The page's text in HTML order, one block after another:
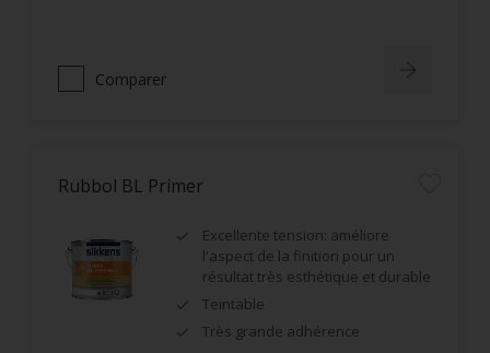
Comparer
Rubbol BL Primer
Excellente tension: améliore
l'aspect de la finition pour un
résultat très esthétique et durable
Teintable
Très grande adhérence